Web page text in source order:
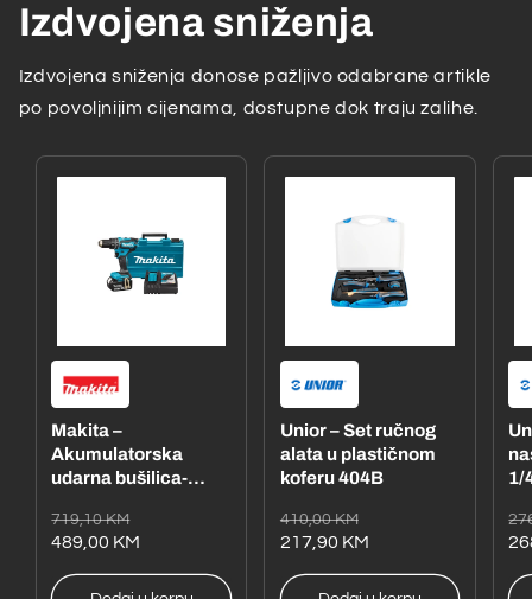
Izdvojena sniženja
Izdvojena sniženja donose pažljivo odabrane artikle
po povoljnijim cijenama, dostupne dok traju zalihe.
Makita –
Akumulatorska
udarna bušilica-
DHP485RFE1
Redovna
cijena
719,10 KM
Akcijska
cijena
489,00 KM
Unior – Set ručnog
alata u plastičnom
koferu 404B
Redovna
cijena
410,00 KM
Akcijska
cijena
217,90 KM
1/